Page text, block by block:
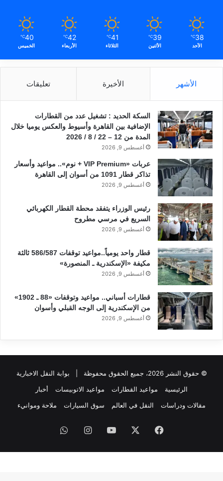
38
℃
الأحد
39
℃
الأثنين
41
℃
الثلاثاء
42
℃
الأربعاء
40
℃
الخميس
الأشهر الأخيرة تعليقات
السكة الحديد : تشغيل عدد من القطارات
الإضافية بين القاهرة وأسيوط والعكس يوميا خلال
المدة من 12 – 22 / 8 / 2026
أغسطس 9, 2026
عربات «VIP Premium + نوم».. مواعيد وأسعار
تذاكر قطار 1091 من أسوان إلى القاهرة
أغسطس 9, 2026
رئيس الوزراء يتفقد محطة القطار الكهربائي
السريع في مرسي مطروح
أغسطس 9, 2026
قطار واحد يومياً..مواعيد توقفات 586/587 ثالثة
مكيفة «الإسكندرية ـ المنصورة»
أغسطس 9, 2026
قطارات أسباني.. مواعيد وتوقفات «88 ـ 1902»
من الإسكندرية إلى الوجه القبلي وأسوان
أغسطس 9, 2026
© حقوق النشر 2026، جميع الحقوق محفوظة |
بوابة النقل الاخبارية
الرئيسية
مواعيد القطارات مواعيد الاتوبيسات
أخبار
مقالات ودراسات
النقل في العالم سوق السيارات ملاحة وموانيء
فيسبوك ‫YouTubeانستقرام